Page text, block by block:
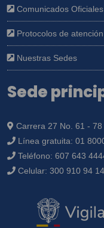
Comunicados Oficiales
Protocolos de atención
Nuestras Sedes
Sede
Carrera 27 No. 61 - 78
Línea gratuita: 01
Teléfono: 607 643
Celular: 300 910 94 14